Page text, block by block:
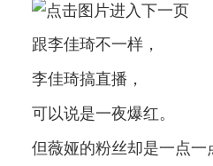
跟李佳琦不一样，
李佳琦搞直播，
可以说是一夜爆红。
但薇娅的粉丝却是一点一